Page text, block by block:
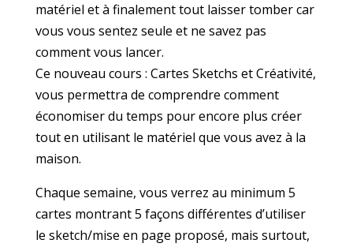
matériel et à finalement tout laisser tomber car
vous vous sentez seule et ne savez pas
comment vous lancer.
Ce nouveau cours : Cartes Sketchs et Créativité,
vous permettra de comprendre comment
économiser du temps pour encore plus créer
tout en utilisant le matériel que vous avez à la
maison.
Chaque semaine, vous verrez au minimum 5
cartes montrant 5 façons différentes d’utiliser
le sketch/mise en page proposé, mais surtout,